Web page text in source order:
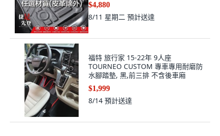
$4,880
8/11 星期二 預計送達
福特 旅行家 15-22年 9人座
TOURNEO CUSTOM 專車專用耐磨防
水腳踏墊, 黑,前三排 不含後車廂
$1,999
8/14 預計送達